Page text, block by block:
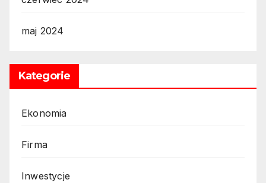
maj 2024
Kategorie
Ekonomia
Firma
Inwestycje